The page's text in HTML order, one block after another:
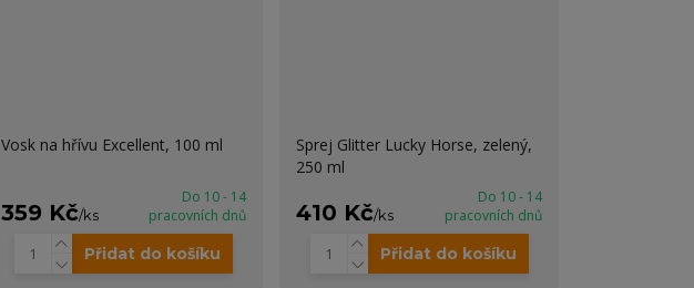
Vosk na hřívu Excellent, 100 ml
359 Kč/ks
Do 10 - 14
pracovních dnů
Přidat do košíku
Sprej Glitter Lucky Horse, zelený,
250 ml
410 Kč/ks
Do 10 - 14
pracovních dnů
Přidat do košíku